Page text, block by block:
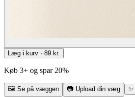
Læg i kurv · 89 kr.
Køb 3+ og spar 20%
🖼 Se på væggen 📷 Upload din væg ✨